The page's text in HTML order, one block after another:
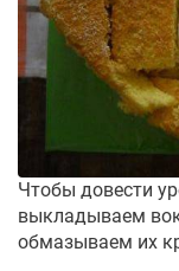
Чтобы довести
выкладываем
обмазываем их